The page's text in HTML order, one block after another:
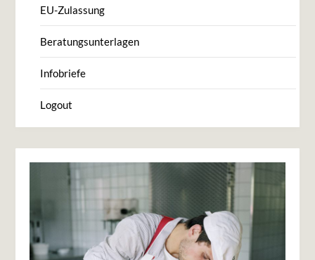
EU-Zulassung
Beratungsunterlagen
Infobriefe
Logout